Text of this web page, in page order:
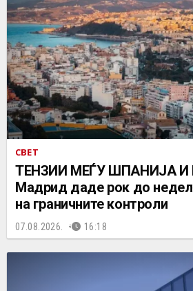
СВЕТ
ТЕНЗИИ МЕЃУ ШПАНИЈА И
Мадрид даде рок до
на граничните контроли
07.08.2026. 16:18